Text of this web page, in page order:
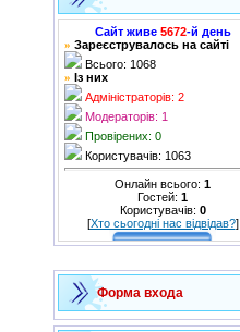
Сайт живе 5672-й день
» Зареєструвалось на сайті
Всього: 1068
» Із них
Адміністраторів: 2
Модераторів: 1
Провірених: 0
Користувачів: 1063
Онлайн всього: 1
Гостей: 1
Користувачів: 0
[Хто сьогодні нас відвідав?]
Форма входа